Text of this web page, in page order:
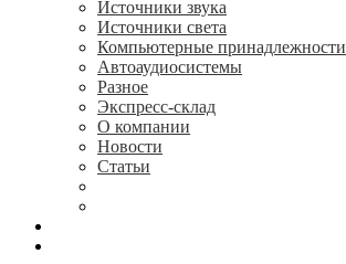
Источники звука
Источники света
Компьютерные принадлежности
Автоаудиосистемы
Разное
Экспресс-склад
О компании
Новости
Статьи